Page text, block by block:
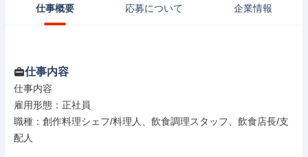
仕事概要 応募について 企業情報
仕事内容
仕事内容
雇用形態：正社員
職種：創作料理シェフ/料理人、飲食調理スタッフ、飲食店長/支
配人